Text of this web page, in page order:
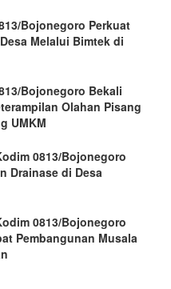
Bojonegoro Perkuat
Melalui Bimtek di
Bojonegoro Bekali
Olahan Pisang
UMKM
0813/Bojonegoro
Drainase di Desa
0813/Bojonegoro
Pembangunan Musala